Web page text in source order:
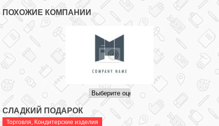
ПОХОЖИЕ КОМПАНИИ
СЛАДКИЙ ПОДАРОК
Торговля, Кондитерские изделия